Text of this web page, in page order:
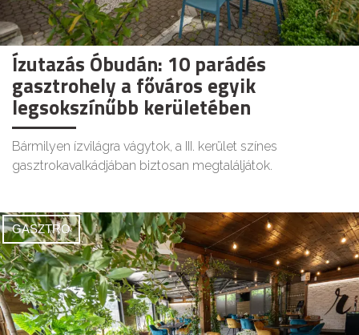
Ízutazás Óbudán: 10 parádés
gasztrohely a főváros egyik
legsokszínűbb kerületében
Bármilyen ízvilágra vágytok, a III. kerület színes
gasztrokavalkádjában biztosan megtaláljátok.
GASZTRO